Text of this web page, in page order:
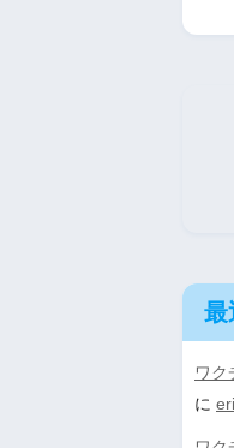
最
ワク
に